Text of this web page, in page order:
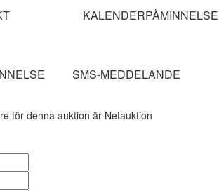
KALENDERPÅMINNELSE
SMS-MEDDELANDE
för denna auktion är Netauktion